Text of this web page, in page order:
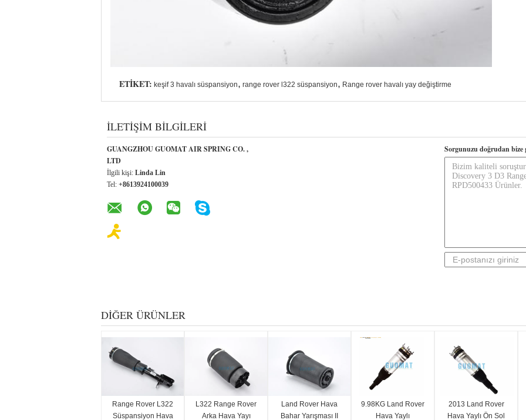
ETIKET: keşif 3 havalı süspansiyon, range rover l322 süspansiyon, Range rover havalı yay değiştirme
İLETIŞIM BILGILERI
GUANGZHOU GUOMAT AIR SPRING CO. ,
LTD
İlgili kişi: Linda Lin
Tel: +8613924100039
Sorgunuzu doğrudan bize
DIĞER ÜRÜNLER
Range Rover L322
Süspansiyon Hava
L322 Range Rover
Arka Hava Yayı
Land Rover Hava
Bahar Yarışması II
9.98KG Land Rover
Hava Yaylı
2013 Land Rover
Hava Yaylı Ön Sol